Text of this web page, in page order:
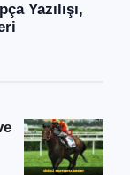
Yazılışı,